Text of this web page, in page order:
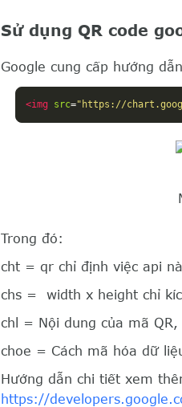
Sử dụng QR code
Google cung cấp hướng
<img src="https://
Trong đó:
cht = qr chỉ định việc api
chs = width x height chỉ
chl = Nội dung của mã
choe = Cách mã hóa dữ
Hướng dẫn chi tiết xem
https://